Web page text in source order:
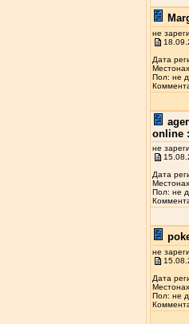
не
Дата
Пол: не
online :
не
Дата
Пол: не
не
Дата
Пол: не